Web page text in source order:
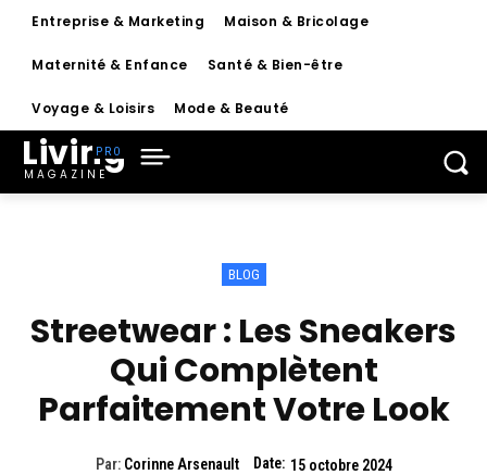
Entreprise & Marketing Maison & Bricolage
Maternité & Enfance Santé & Bien-être
Voyage & Loisirs Mode & Beauté
Living
MAGAZINE
BLOG
Streetwear : Les Sneakers
Qui Complètent
Parfaitement Votre Look
Par: Corinne Arsenault Date: 15 octobre 2024